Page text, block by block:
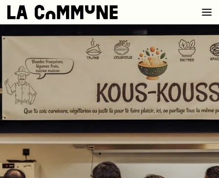
VOIR LA CARTE
CHEFS
PROG’
BAR
PRIVATISER
RESERVER